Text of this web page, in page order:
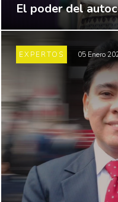
El poder del
EXPERTOS 05 Enero